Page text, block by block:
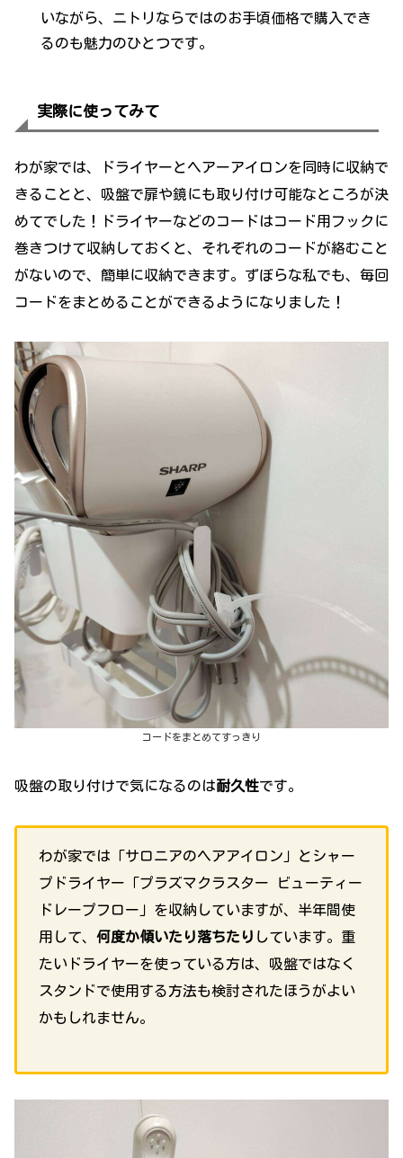
いながら、ニトリならではのお手頃価格で購入でき
るのも魅力のひとつです。
実際に使ってみて
わが家では、ドライヤーとヘアーアイロンを同時に収納で
きることと、吸盤で扉や鏡にも取り付け可能なところが決
めてでした！ドライヤーなどのコードはコード用フックに
巻きつけて収納しておくと、それぞれのコードが絡むこと
がないので、簡単に収納できます。ずぼらな私でも、毎回
コードをまとめることができるようになりました！
コードをまとめてすっきり
吸盤の取り付けで気になるのは耐久性です。
わが家では「サロニアのヘアアイロン」とシャー
プドライヤー「プラズマクラスター ビューティー
ドレープフロー」を収納していますが、半年間使
用して、 何度か傾いたり落ちたり しています。重
たいドライヤーを使っている方は、吸盤ではなく
スタンドで使用する方法も検討されたほうがよい
かもしれません。